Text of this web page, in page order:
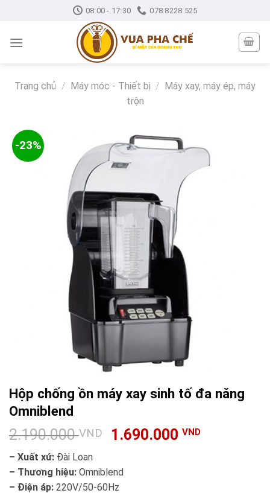
content
08:00 - 17:30 078.8228.525
Trang chủ / Máy móc - Thiết bị / Máy xay, máy ép, máy
trộn
-23%
Hộp chống ồn máy xay sinh tố đa năng
Omniblend
2.190.000VND 1.690.000 VND
– Xuất xứ: Đài Loan
– Thương hiệu: Omniblend
– Điện áp: 220V/50-60Hz